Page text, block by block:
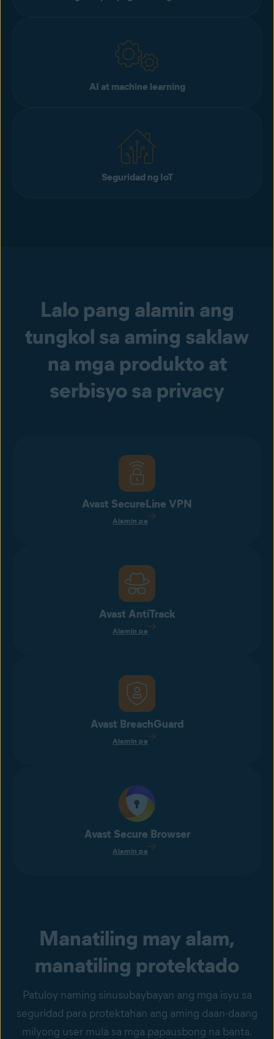
AI at machine learning
Seguridad ng IoT
Lalo pang alamin ang
tungkol sa aming saklaw
na mga produkto at
serbisyo sa privacy
Avast SecureLine VPN
Alamin pa
Avast AntiTrack
Alamin pa
Avast BreachGuard
Alamin pa
Avast Secure Browser
Alamin pa
Manatiling may alam,
manatiling protektado
Patuloy naming sinusubaybayan ang mga isyu sa
seguridad para protektahan ang aming daan-daang
milyong user mula sa mga papausbong na banta.